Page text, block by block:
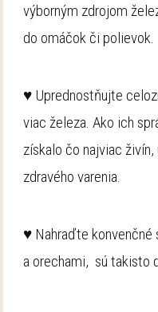
výborným zdrojom
do omáčok či polievok.
♥ Uprednostňujte
viac železa. Ako ich
získalo čo najviac
zdravého varenia.
♥ Nahraďte
a orechami, sú takisto